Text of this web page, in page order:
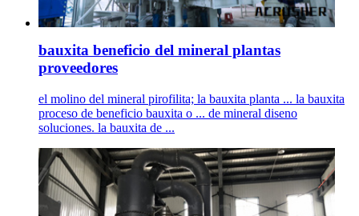
bauxita beneficio del mineral plantas
proveedores
el molino del mineral pirofilita; la bauxita planta ... la bauxita
proceso de beneficio bauxita o ... de mineral diseno
soluciones. la bauxita de ...